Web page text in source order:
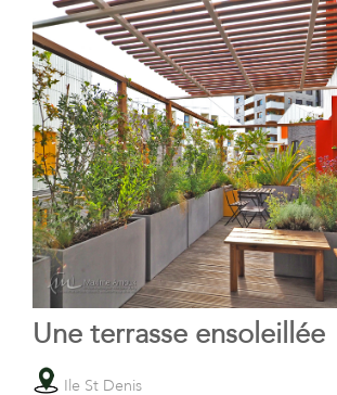
Une terrasse ensoleillée
Ile St Denis